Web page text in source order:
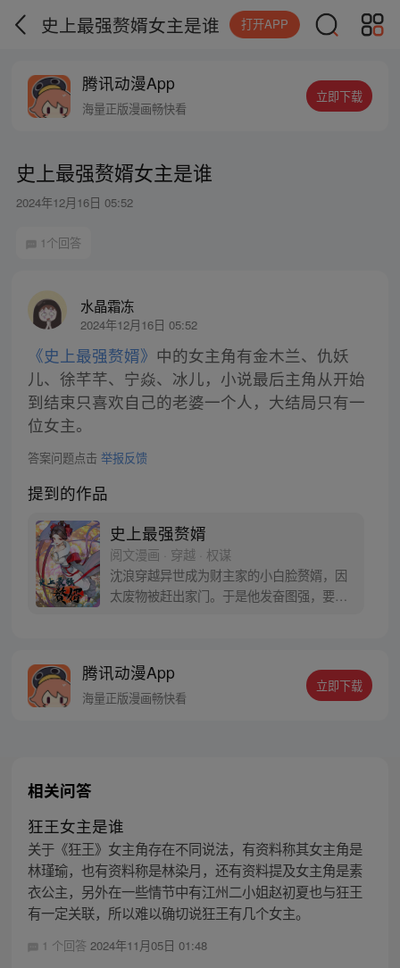
史上最强赘婿女主是谁 打开APP
腾讯动漫App
海量正版漫画畅快看
立即下载
史上最强赘婿女主是谁
2024年12月16日 05:52
1个回答
水晶霜冻
2024年12月16日 05:52
《史上最强赘婿》 中的女主角有金木兰、仇妖
儿、徐芊芊、宁焱、冰儿，小说最后主角从开始
到结束只喜欢自己的老婆一个人，大结局只有一
位女主。
答案问题点击 举报反馈
提到的作品
史上最强赘婿
阅文漫画 · 穿越 · 权谋
沈浪穿越异世成为财主家的小白脸赘婿，因
太废物被赶出家门。于是他发奋图强，要找
谁敢惹我就让我娘子打死你！（每周五、周
六更新）
腾讯动漫App
海量正版漫画畅快看
立即下载
相关问答
狂王女主是谁
关于《狂王》女主角存在不同说法，有资料称其女主角是
林瑾瑜，也有资料称是林染月，还有资料提及女主角是素
衣公主，另外在一些情节中有江州二小姐赵初夏也与狂王
有一定关联，所以难以确切说狂王有几个女主。
1 个回答 2024年11月05日 01:48